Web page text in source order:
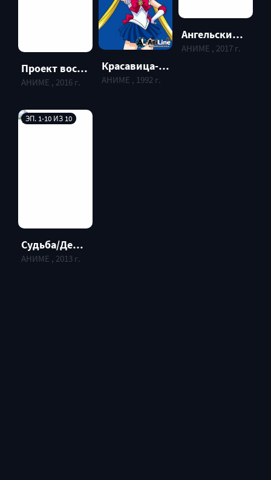
Проект воспитания девочек-волшебниц / Mahou Shoujo Ikusei Keikaku
АНИМЕ , 2016 г.
Красавица-воин Сейлор Мун TV-1 / Bishojo Senshi Sera Mun TV-1
АНИМЕ , 1992 г.
Ангельский Дуэт: Прорыв / Twin Angel Break
АНИМЕ , 2017 г.
ЭП. 1-10 ИЗ 10
Судьба/Девочка-волшебница Илия / Fate/Kaleid Liner Prisma Illya
АНИМЕ , 2013 г.